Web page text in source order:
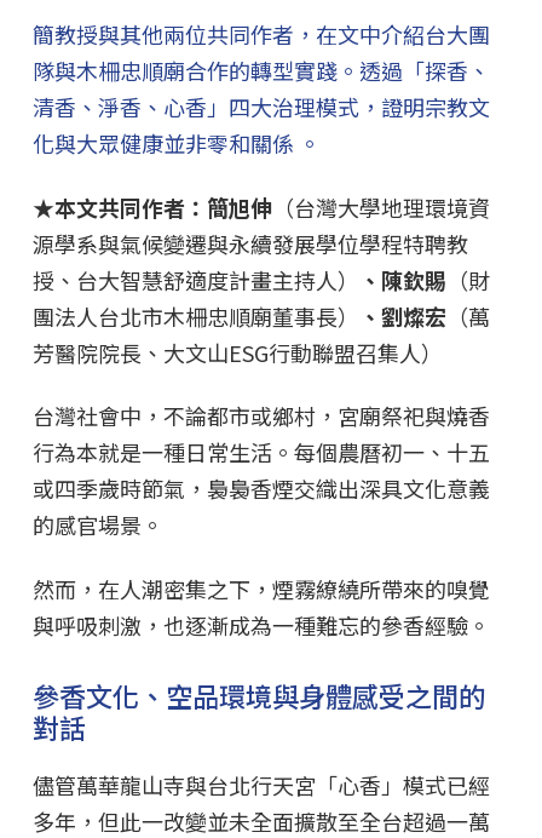
簡教授與其他兩位共同作者，在文中介紹台大團
隊與木柵忠順廟合作的轉型實踐。透過「探香、
清香、淨香、心香」四大治理模式，證明宗教文
化與大眾健康並非零和關係 。
★本文共同作者：簡旭伸（台灣大學地理環境資
源學系與氣候變遷與永續發展學位學程特聘教
授、台大智慧舒適度計畫主持人）
、陳欽賜 （財
團法人台北市木柵忠順廟董事長）
、劉燦宏 （萬
芳醫院院長、大文山ESG行動聯盟召集人）
台灣社會中，不論都市或鄉村，宮廟祭祀與燒香
行為本就是一種日常生活。每個農曆初一、十五
或四季歲時節氣，裊裊香煙交織出深具文化意義
的感官場景。
然而，在人潮密集之下，煙霧繚繞所帶來的嗅覺
與呼吸刺激，也逐漸成為一種難忘的參香經驗。
參香文化、空品環境與身體感受之間的
對話
儘管萬華龍山寺與台北行天宮「心香」模式已經
多年，但此一改變並未全面擴散至全台超過一萬